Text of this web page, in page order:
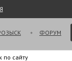
ФОРУМ